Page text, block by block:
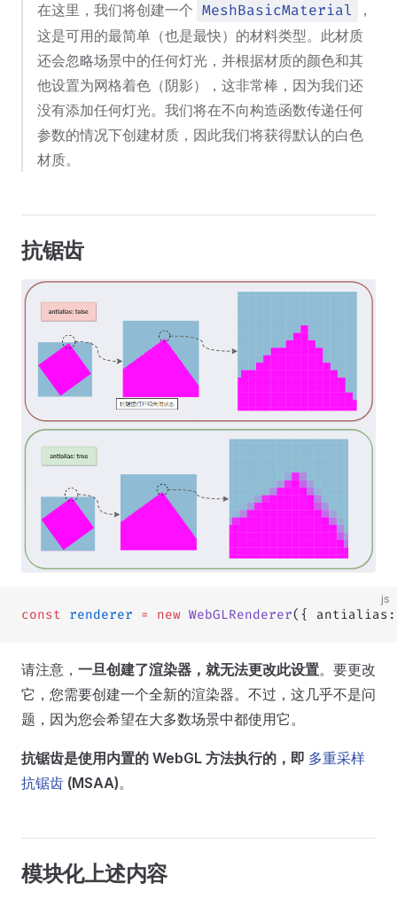
在这里，我们将创建一个 MeshBasicMaterial
，
这是可用的最简单（也是最快）的材料类型。此材质
还会忽略场景中的任何灯光，并根据材质的颜色和其
他设置为网格着色（阴影），这非常棒，因为我们还
没有添加任何灯光。我们将在不向构造函数传递任何
参数的情况下创建材质，因此我们将获得默认的白色
材质。
抗锯齿
js
const renderer = new WebGLRenderer({
请注意， 一旦创建了渲染器，就无法更改此设置。要更改
它，您需要创建一个全新的渲染器。不过，这几乎不是问
题，因为您会希望在大多数场景中都使用它。
抗锯齿是使用内置的 WebGL 方法执行的，即 多重采样
抗锯齿 (MSAA)。
模块化上述内容